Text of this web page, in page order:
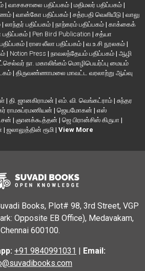
| வாசகசாலை பதிப்பகம் | மதிமலர் பதிப்பகம் |
| வான்கோ பதிப்பகம் | சத்ரபதி வெளியீடு | வாலு
| லாந்தர் பதிப்பகம் | நாற்கரம் பதிப்பகம் | காக்கைக்
| Pen Bird Publication | சத்யா
| ராஸ லீலா பதிப்பகம் | வ.உ.சி நூலகம் |
| Notion Press | நாவலந்தேயம் பதிப்பகம் | ஆழி
நா. மகாலிங்கம் மொழிபெயர்ப்பு மையம்
| திருவண்ணாமலை மாவட்ட வரலாற்று ஆய்வு
| தி. ஜானகிராமன் | எம். வி. வெங்கட்ராம் | சுந்தர
ராமசுப்ரமணியன் | ஜெயமோகன் | எஸ்
| ஞானக்கூத்தன் | ஜெ பிரான்சிஸ் கிருபா |
| ஜலாலுத்தின் ரூமி | View More
Books, Plot# 98, 3rd Street, VGP
Opposite EB Office), Medavakam,
Chennai 600100.
+91 9840991031 | Email: